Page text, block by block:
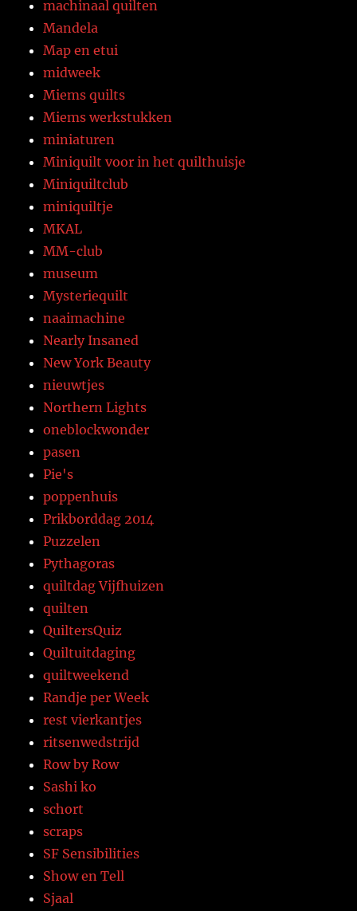
machinaal quilten
Mandela
Map en etui
midweek
Miems quilts
Miems werkstukken
miniaturen
Miniquilt voor in het quilthuisje
Miniquiltclub
miniquiltje
MKAL
MM-club
museum
Mysteriequilt
naaimachine
Nearly Insaned
New York Beauty
nieuwtjes
Northern Lights
oneblockwonder
pasen
Pie's
poppenhuis
Prikborddag 2014
Puzzelen
Pythagoras
quiltdag Vijfhuizen
quilten
QuiltersQuiz
Quiltuitdaging
quiltweekend
Randje per Week
rest vierkantjes
ritsenwedstrijd
Row by Row
Sashi ko
schort
scraps
SF Sensibilities
Show en Tell
Sjaal